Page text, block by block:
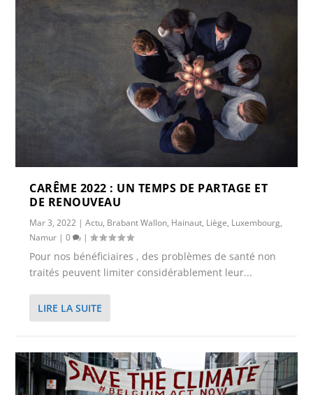
CARÊME 2022 : UN TEMPS DE PARTAGE ET
DE RENOUVEAU
Mar 3, 2022 |Actu, Brabant Wallon, Hainaut, Liège, Luxembourg,
Namur |0 |
Pour nos bénéficiaires , des problèmes de santé non
traités peuvent limiter considérablement leur...
LIRE LA SUITE